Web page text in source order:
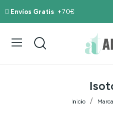
Envíos Gratis: +70€
Inicio